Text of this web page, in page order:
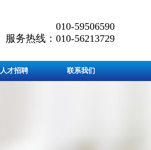
010-59506590
服务热线：010-56213729
人才招聘 联系我们